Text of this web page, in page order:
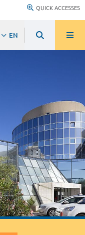
QUICK ACCESSES
EN